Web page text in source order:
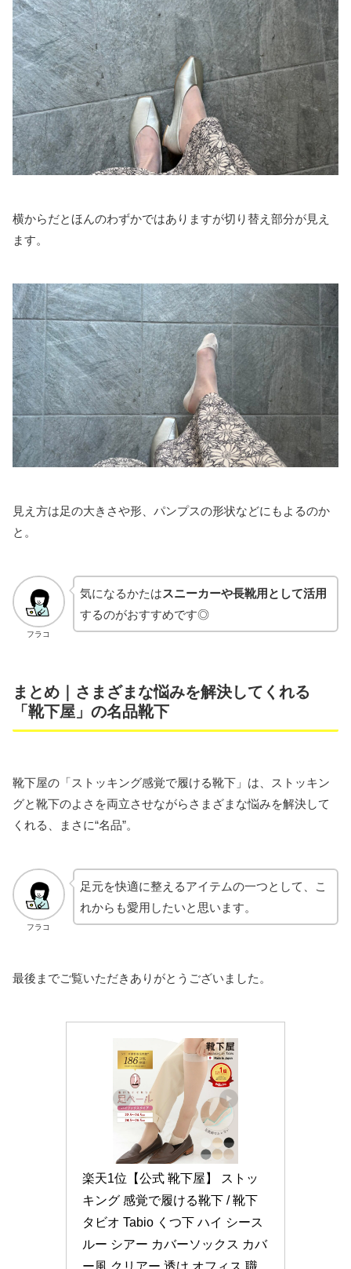
横からだとほんのわずかではありますが切り替え部分が見え
ます。
見え方は足の大きさや形、パンプスの形状などにもよるのか
と。
フラコ
気になるかたはスニーカーや長靴用として活用
するのがおすすめです◎
まとめ｜さまざまな悩みを解決してくれる
「靴下屋」の名品靴下
靴下屋の「ストッキング感覚で履ける靴下」は、ストッキン
グと靴下のよさを両立させながらさまざまな悩みを解決して
くれる、まさに“名品”。
フラコ
足元を快適に整えるアイテムの一つとして、こ
れからも愛用したいと思います。
最後までご覧いただきありがとうございました。
楽天1位【公式 靴下屋】 ストッ
キング 感覚で履ける靴下 / 靴下
タビオ Tabio くつ下 ハイ シース
ルー シアー カバーソックス カバ